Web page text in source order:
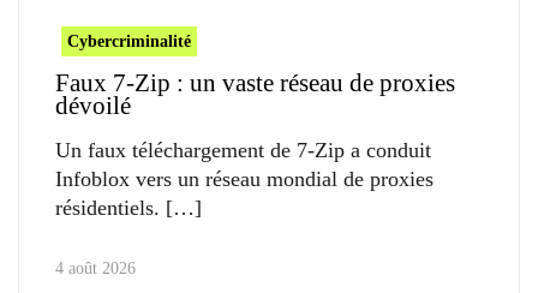
Cybercriminalité
Faux 7-Zip : un vaste réseau de proxies
dévoilé
Un faux téléchargement de 7-Zip a conduit
Infoblox vers un réseau mondial de proxies
résidentiels.
4 août 2026